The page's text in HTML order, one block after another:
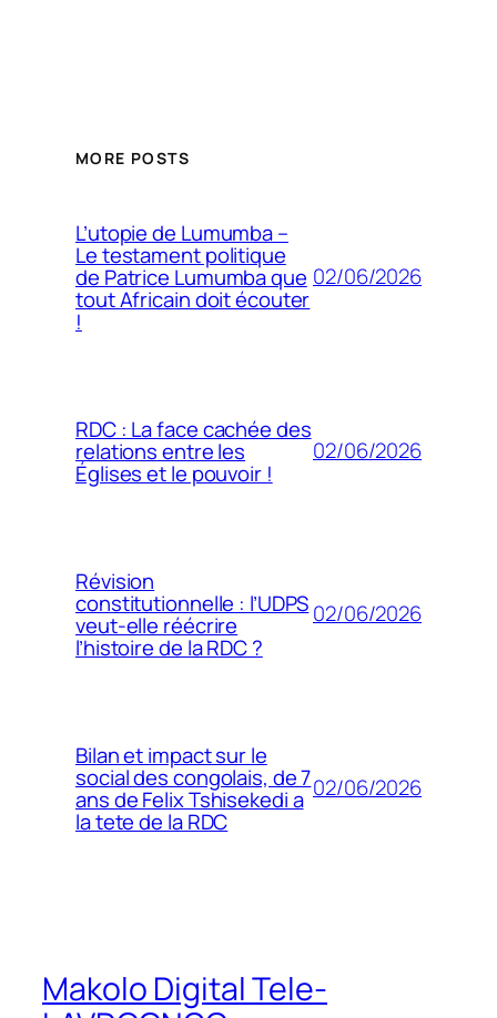
MORE POSTS
L’utopie de Lumumba –
Le testament politique
de Patrice Lumumba que
tout Africain doit écouter
!
02/06/2026
RDC : La face cachée des
relations entre les
Églises et le pouvoir !
02/06/2026
Révision
constitutionnelle : l’UDPS
veut-elle réécrire
l’histoire de la RDC ?
02/06/2026
Bilan et impact sur le
social des congolais, de 7
ans de Felix Tshisekedi a
la tete de la RDC
02/06/2026
Makolo Digital Tele-